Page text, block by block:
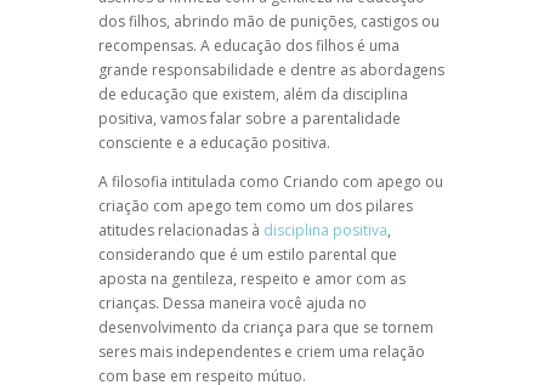
dos filhos, abrindo mão de punições, castigos ou
recompensas. A educação dos filhos é uma
grande responsabilidade e dentre as abordagens
de educação que existem, além da disciplina
positiva, vamos falar sobre a parentalidade
consciente e a educação positiva.
A filosofia intitulada como Criando com apego ou
criação com apego tem como um dos pilares
atitudes relacionadas à disciplina positiva,
considerando que é um estilo parental que
aposta na gentileza, respeito e amor com as
crianças. Dessa maneira você ajuda no
desenvolvimento da criança para que se tornem
seres mais independentes e criem uma relação
com base em respeito mútuo.